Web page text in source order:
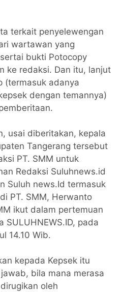
terkait penyelewengan
wartawan yang
bukti Potocopy
ke redaksi. Dan itu, lanjut
(termasuk adanya
dengan temannya)
usai diberitakan, kepala
Tangerang tersebut
PT. SMM untuk
Redaksi Suluhnews.id
Suluh news.Id termasuk
PT. SMM, Herwanto
ikut dalam pertemuan
SULUHNEWS.ID, pada
14.10 Wib.
kepada Kepsek itu
bila mana merasa
oleh